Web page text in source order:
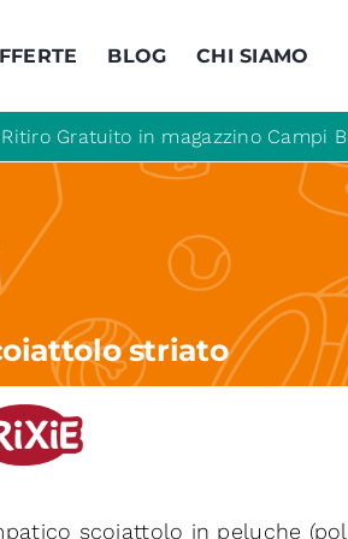
BLOG CHI SIAMO
Gratuito in magazzino Campi
striato
scoiattolo in peluche